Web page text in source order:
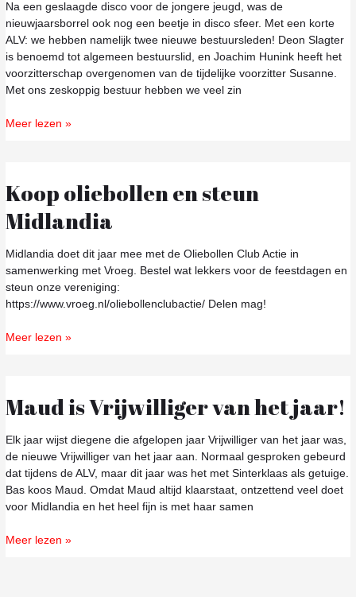
Na een geslaagde disco voor de jongere jeugd, was de
nieuwjaarsborrel ook nog een beetje in disco sfeer. Met een korte
ALV: we hebben namelijk twee nieuwe bestuursleden! Deon Slagter
is benoemd tot algemeen bestuurslid, en Joachim Hunink heeft het
voorzitterschap overgenomen van de tijdelijke voorzitter Susanne.
Met ons zeskoppig bestuur hebben we veel zin
bestuurslid
tijdens
Nieuwjaarsborrel
Meer lezen »
Koop oliebollen en steun
Midlandia
Midlandia doet dit jaar mee met de Oliebollen Club Actie in
samenwerking met Vroeg. Bestel wat lekkers voor de feestdagen en
steun onze vereniging:
https://www.vroeg.nl/oliebollenclubactie/ Delen mag!
Koop
oliebollen
en
Midlandia
Meer lezen »
Maud is Vrijwilliger van het jaar!
Elk jaar wijst diegene die afgelopen jaar Vrijwilliger van het jaar was,
de nieuwe Vrijwilliger van het jaar aan. Normaal gesproken gebeurd
dat tijdens de ALV, maar dit jaar was het met Sinterklaas als getuige.
Bas koos Maud. Omdat Maud altijd klaarstaat, ontzettend veel doet
voor Midlandia en het heel fijn is met haar samen
Maud
is
Vrijwilliger
van
het
jaar!
Meer lezen »